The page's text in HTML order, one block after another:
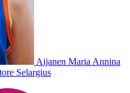
Aijanen Maria Annina
Selargius